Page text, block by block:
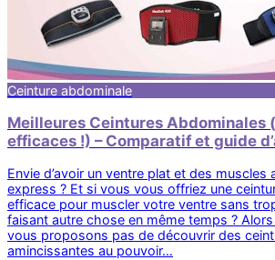
Ceinture abdominale
Meilleures Ceintures Abdominales
efficaces !) – Comparatif et guide
Envie d’avoir un ventre plat et des muscles
express ? Et si vous vous offriez une
efficace pour muscler votre ventre sans
faisant autre chose en même temps ?
vous proposons pas de découvrir des
amincissantes au pouvoir…